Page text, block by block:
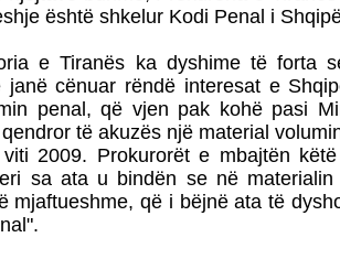
është shkelur Kodi Penal i
e Tiranës ka dyshime të forta
janë cënuar rëndë interesat e
penal, që vjen pak kohë pasi
të akuzës një material
2009. Prokurorët e mbajtën
sa ata u bindën se në
mjaftueshme, që i bëjnë ata të